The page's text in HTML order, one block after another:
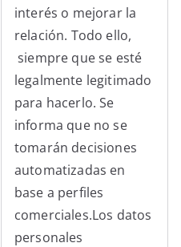
interés o mejorar la
relación. Todo ello,
siempre que se esté
legalmente legitimado
para hacerlo. Se
informa que no se
tomarán decisiones
automatizadas en
base a perfiles
comerciales.Los datos
personales